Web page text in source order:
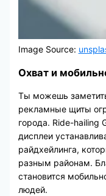
Image Source:
Охват и
Ты можешь
рекламные щиты
города. Ride-hailing
дисплеи
райдхейлинга,
разным районам.
становится
людей.